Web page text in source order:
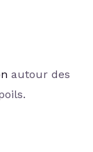
autour des